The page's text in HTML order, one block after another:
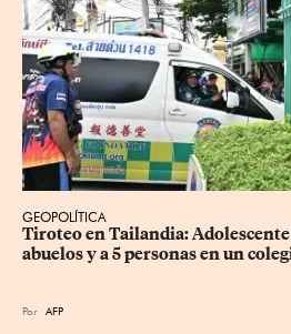
GEOPOLÍTICA
Tiroteo en Tailandia: Adolescente
abuelos y a 5 personas en un
Por AFP